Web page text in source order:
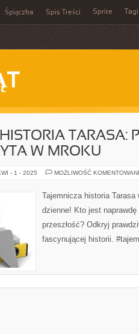
Śpiączka Spis Treści Sprite Tagi
HISTORIA TARASA:
W MROKU
- 1 - 2025 MOŻLIWOŚĆ
Tajemnicza historia Tarasa
dzienne! Kto jest
przeszłość? Odkryj
fascynującej historii.